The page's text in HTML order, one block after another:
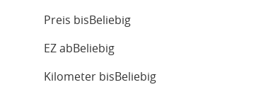
Preis bis Beliebig
EZ ab Beliebig
Kilometer bis Beliebig